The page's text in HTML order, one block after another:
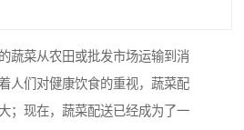
蔬菜从农田或批发市场运输到消
人们对健康饮食的重视，蔬菜配
；现在，蔬菜配送已经成为了一